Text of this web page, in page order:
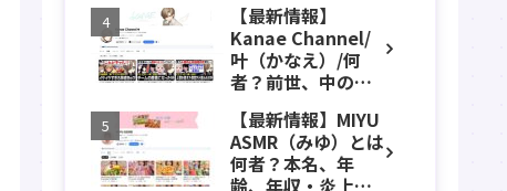
結婚、アンチにつ
いてプロフィー
ル、チャンネル紹
介！
【最新情報】
Kanae Channel/
叶（かなえ）/何
者？前世、中の
生日、身長、葛
葉、ChroNoiR、年
収などのプロフィ
【最新情報】MIYU
ASMR（みゆ）とは
何者？本名、年